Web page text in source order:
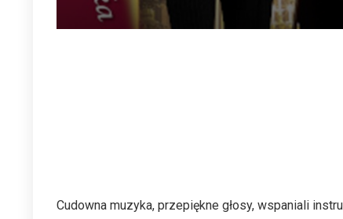
Cudowna muzyka, przepiękne głosy, wspaniali